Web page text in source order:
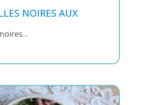
NOIRES AUX